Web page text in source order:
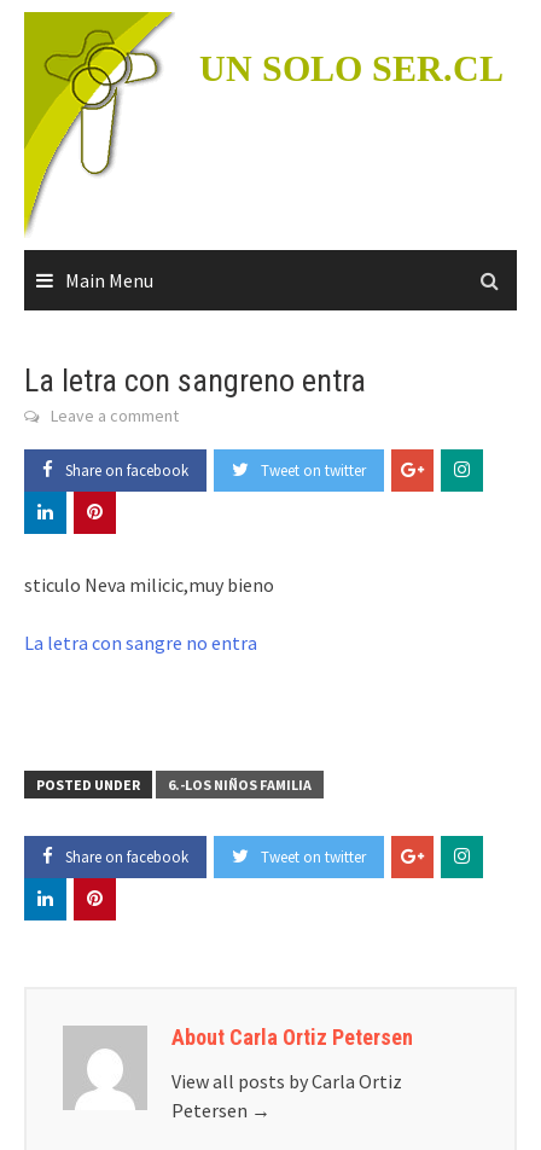
Skip
content
UN SOLO SER.CL
Main Menu
La letra con sangreno entra
Leave a comment
Share on facebook Tweet on twitter
sticulo Neva milicic,muy bieno
La letra con sangre no entra
POSTED UNDER 6.-LOS NIÑOS FAMILIA
Share on facebook Tweet on twitter
About Carla Ortiz Petersen
View all posts by Carla Ortiz
Petersen →